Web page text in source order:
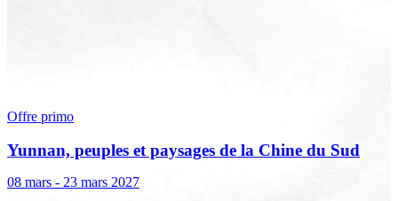
Offre primo
Yunnan, peuples et paysages de la Chine du Sud
08 mars - 23 mars 2027